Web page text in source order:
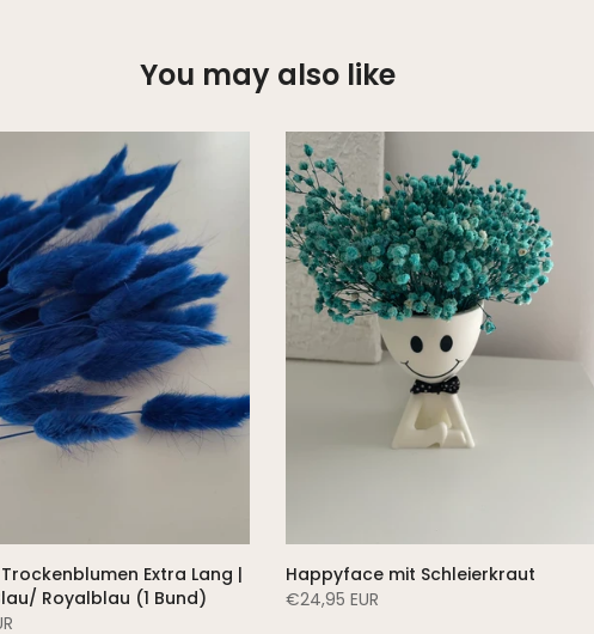
You may also like
Extra Lang |
Royalblau (1 Bund)
Happyface mit Schleierkraut
€24,95 EUR